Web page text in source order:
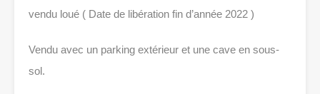
vendu loué ( Date de libération fin d’année 2022 )
Vendu avec un parking extérieur et une cave en sous-
sol.